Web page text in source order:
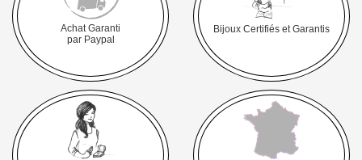
Achat Garanti
par Paypal
Bijoux Certifiés et Garantis